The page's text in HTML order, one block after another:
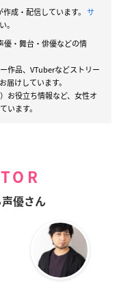
成・配信しています。 サ
。
優・舞台・俳優などの情
作品、VTuberなどストリー
けしています。
お役立ち情報など、女性オ
います。
優さん